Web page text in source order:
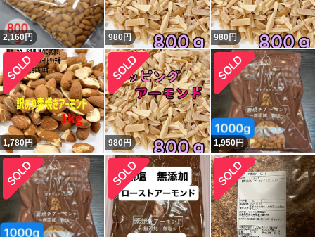
2,160円 980円 980円
1,780円 980円 1,950円